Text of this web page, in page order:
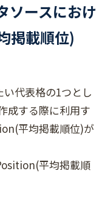
ソースにおけ
掲載順位)
い代表格の1つとし
成する際に利用す
平均掲載順位)が
平均掲載順